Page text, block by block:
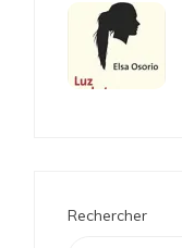
Rechercher